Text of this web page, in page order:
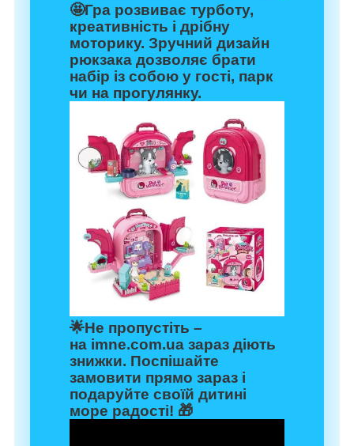
🤩Гра розвиває турботу,
креативність і дрібну
моторику. Зручний дизайн
рюкзака дозволяє брати
набір із собою у гості, парк
чи на прогулянку.
🌟Не пропустіть –
на imne.com.ua зараз діють
знижки. Поспішайте
замовити прямо зараз і
подаруйте своїй дитині
море радості! 🎁